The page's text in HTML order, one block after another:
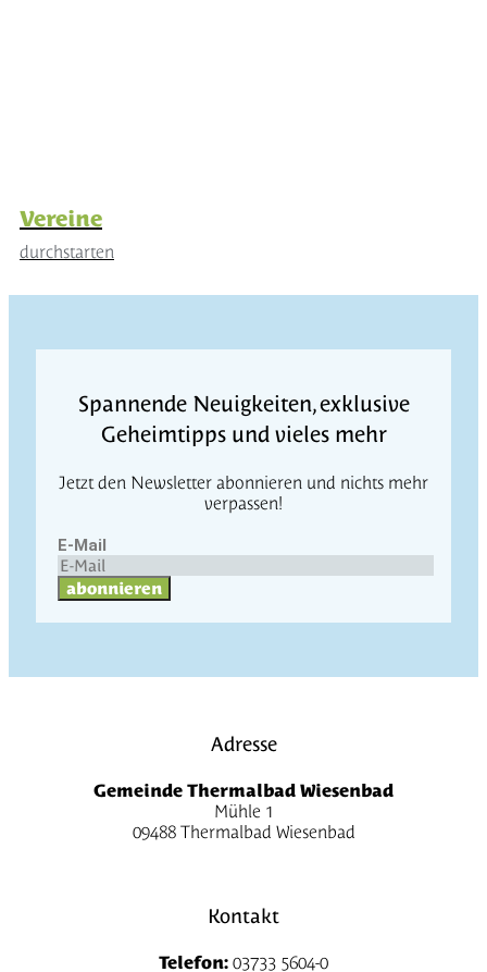
Vereine
durchstarten
Spannende Neuigkeiten, exklusive
Geheimtipps und vieles mehr
Jetzt den Newsletter abonnieren und nichts mehr
verpassen!
E-Mail
abonnieren
Adresse
Gemeinde Thermalbad Wiesenbad
Mühle 1
09488 Thermalbad Wiesenbad
Kontakt
Telefon: 03733 5604-0